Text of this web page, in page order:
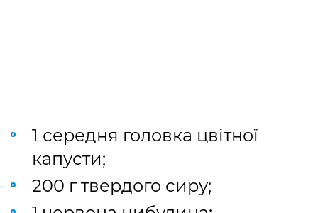
1 середня головка цвітної
капусти;
200 г твердого сиру;